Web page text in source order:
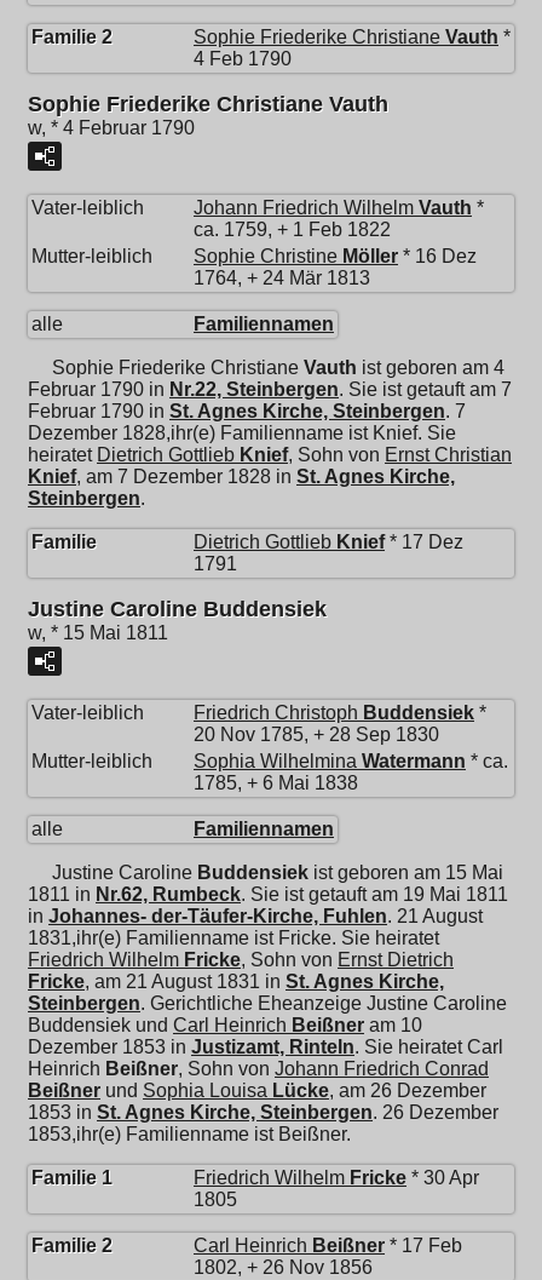
Familie 2 Sophie Friederike Christiane Vauth *
4 Feb 1790
Sophie Friederike Christiane Vauth
w, * 4 Februar 1790
Vater-leiblich Johann Friedrich Wilhelm Vauth *
ca. 1759, + 1 Feb 1822
Mutter-leiblich
Sophie Christine Möller * 16 Dez
1764, + 24 Mär 1813
alle Familiennamen
Sophie Friederike Christiane Vauth ist geboren am 4
Februar 1790 in Nr.22, Steinbergen. Sie ist getauft am 7
Februar 1790 in St. Agnes Kirche, Steinbergen. 7
Dezember 1828,ihr(e) Familienname ist Knief. Sie
heiratet Dietrich Gottlieb Knief, Sohn von Ernst Christian
Knief, am 7 Dezember 1828 in St. Agnes Kirche,
Steinbergen.
Familie Dietrich Gottlieb Knief* 17 Dez
1791
Justine Caroline Buddensiek
w, * 15 Mai 1811
Vater-leiblich Friedrich Christoph Buddensiek *
20 Nov 1785, + 28 Sep 1830
Mutter-leiblich
Sophia Wilhelmina Watermann * ca.
1785, + 6 Mai 1838
alle Familiennamen
Justine Caroline Buddensiek ist geboren am 15 Mai
1811 in Nr.62, Rumbeck. Sie ist getauft am 19 Mai 1811
in Johannes- der-Täufer-Kirche, Fuhlen. 21 August
1831,ihr(e) Familienname ist Fricke. Sie heiratet
Friedrich Wilhelm Fricke, Sohn von Ernst Dietrich
Fricke, am 21 August 1831 in St. Agnes Kirche,
Steinbergen. Gerichtliche Eheanzeige Justine Caroline
Buddensiek und Carl Heinrich Beißner am 10
Dezember 1853 in Justizamt, Rinteln. Sie heiratetCarl
Heinrich Beißner, Sohn von Johann Friedrich Conrad
Beißner und Sophia Louisa Lücke, am 26 Dezember
1853 in St. Agnes Kirche, Steinbergen. 26 Dezember
1853,ihr(e) Familienname ist Beißner.
Familie 1 Friedrich Wilhelm Fricke * 30 Apr
1805
Familie 2 Carl Heinrich Beißner * 17 Feb
1802, + 26 Nov 1856